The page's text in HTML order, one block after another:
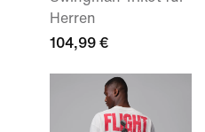
Herren
104,99 €